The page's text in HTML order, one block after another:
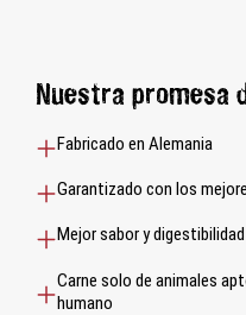
Nuestra promesa
Fabricado en Alemania
Garantizado con los
Mejor sabor y digestibilidad
Carne solo de animales
humano